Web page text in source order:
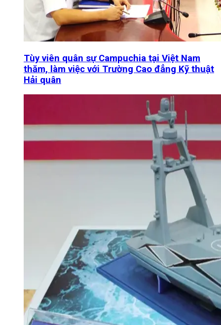
Tùy viên quân sự Campuchia tại Việt Nam
thăm, làm việc với Trường Cao đẳng Kỹ thuật
Hải quân